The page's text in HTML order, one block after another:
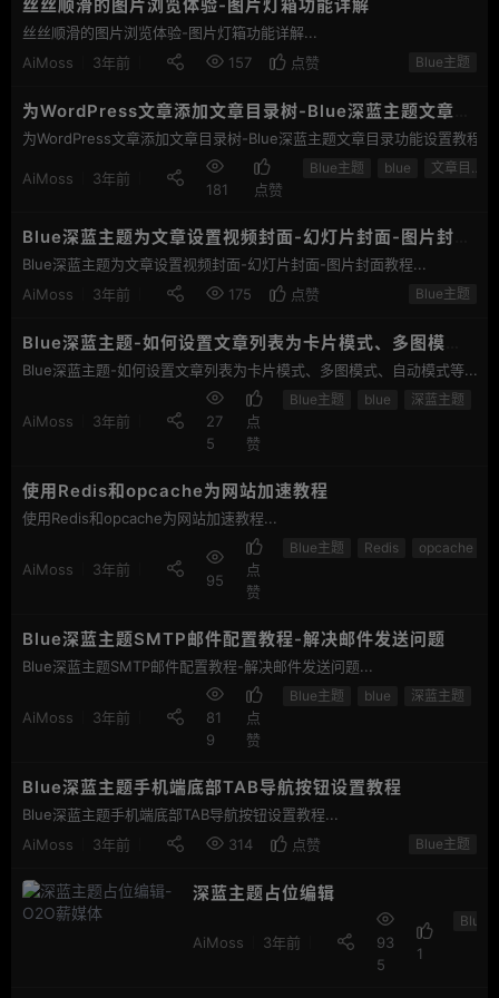
丝丝顺滑的图片浏览体验-图片灯箱功能详解
丝丝顺滑的图片浏览体验-图片灯箱功能详解...
AiMoss
3年前 157 点赞 Blue主题
为WordPress文章添加文章目录树-Blue深蓝主题文章目
录功能
为WordPress文章添加文章目录树-Blue深蓝主题文章目录功能设置教程...
AiMoss 3年前
181 点赞
Blue主题 blue 文章目录树
Blue深蓝主题为文章设置视频封面-幻灯片封面-图片封面
教程
Blue深蓝主题为文章设置视频封面-幻灯片封面-图片封面教程...
AiMoss
3年前 175 点赞 Blue主题
Blue深蓝主题-如何设置文章列表为卡片模式、多图模
式、自动模式等
Blue深蓝主题-如何设置文章列表为卡片模式、多图模式、自动模式等...
AiMoss 3年前
27
5
点
赞
Blue主题 blue 深蓝主题
使用Redis和opcache为网站加速教程
使用Redis和opcache为网站加速教程...
AiMoss 3年前
95
点
赞
Blue主题 Redis opcache
Blue深蓝主题SMTP邮件配置教程-解决邮件发送问题
Blue深蓝主题SMTP邮件配置教程-解决邮件发送问题...
AiMoss 3年前
81
9
点
赞
Blue主题 blue 深蓝主题
Blue深蓝主题手机端底部TAB导航按钮设置教程
Blue深蓝主题手机端底部TAB导航按钮设置教程...
AiMoss
3年前 314 点赞 Blue主题
深蓝主题占位编辑
AiMoss 3年前
93
5
1
Blue